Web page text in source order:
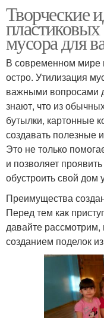
Творческие
мусора для
В современном мире
остро. Утилизация
важными вопросами
знают, что из
бутылки, картонные
создавать полезные
Это не только
и позволяет
обустроить свой
Преимущества
Перед тем как
давайте рассмотрим,
созданием поделок